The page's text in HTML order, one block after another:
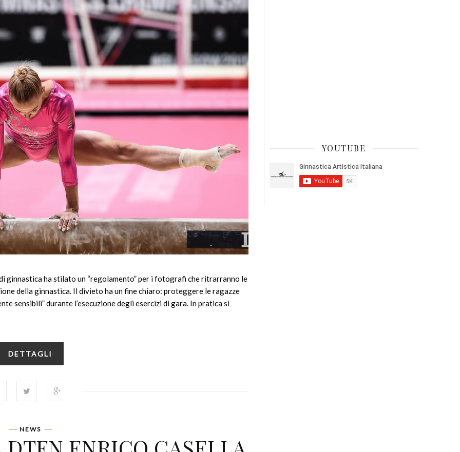
ginnastica ha stilato un “regolamento” per i fotografi che ritrarranno le
della ginnastica. Il divieto ha un fine chiaro: proteggere le ragazze
sensibili” durante l’esecuzione degli esercizi di gara. In pratica si
DETTAGLI
NEWS
YOUTUBE